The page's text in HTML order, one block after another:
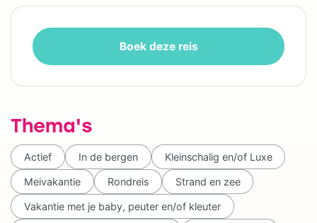
Boek deze reis
Thema's
Actief In de bergen Kleinschalig en/of Luxe
Meivakantie Rondreis Strand en zee
Vakantie met je baby, peuter en/of kleuter